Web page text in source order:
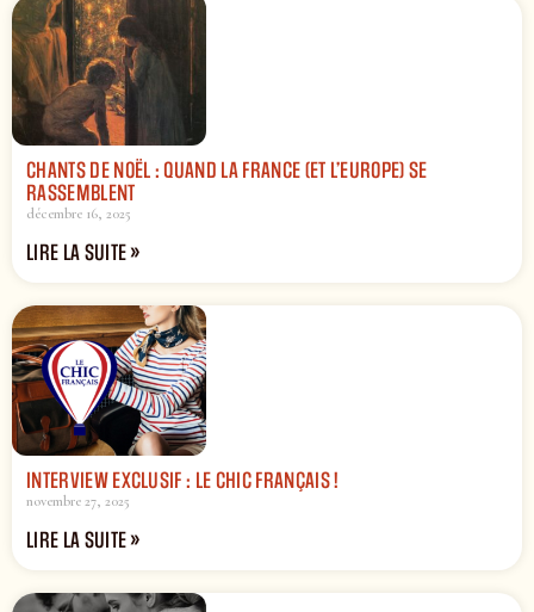
CHANTS DE NOËL : QUAND LA FRANCE (ET L’EUROPE) SE
RASSEMBLENT
décembre 16, 2025
LIRE LA SUITE »
INTERVIEW EXCLUSIF : LE CHIC FRANÇAIS !
novembre 27, 2025
LIRE LA SUITE »